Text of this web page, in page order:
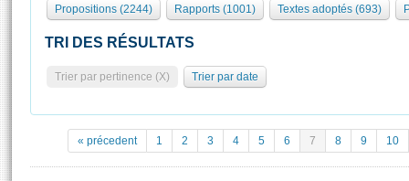
Pétitions
Présidence Conférence des Présidents Bureau Collège des
Statistiques et chiffres clés
Documents de référence
( Constitution | Règlement de l'Assemblée ... )
La Bibliothèque
Propositions (2244) Rapports (1001) Textes adoptés (693)
TRI DES RÉSULTATS
Trier par pertinence (X) Trier par date
« précedent 1 2 3 4 5 6 7 8 9 10